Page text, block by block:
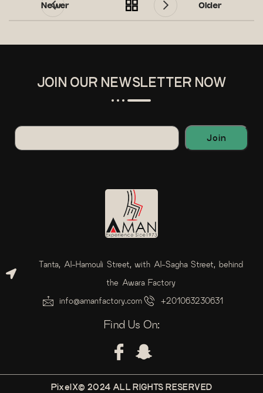
Newer Older
JOIN OUR NEWSLETTER NOW
Tanta, Al-Hamouli Street, with Al-Sagha Street, behind
the Awara Factory
info@amanfactory.com
+201063230631
Find Us On:
PixelX© 2024 ALL RIGHTS RESERVED